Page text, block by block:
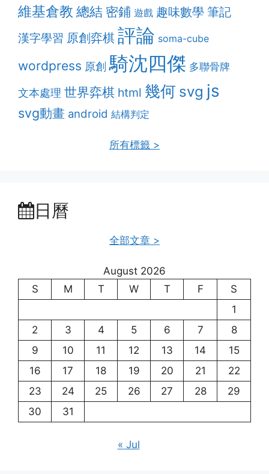
維基倉教 總結 密鋪 遊戲 趣味數學 筆記
漢字學習 原創弈棋 評論 soma-cube
wordpress 原創 騎沈四傑 多聯骨牌
文本處理 世界弈棋 html 幾何 svg js
svg動畫 android 結構判定
所有標籤 >
日曆
全部文章 >
August 2026
S
M T W T F
S
1
2
3 4 5 6 7
8
9
10 11 12 13 14
15
16
17 18 19 20 21
22
23
24 25 26 27 28
29
30
31
« Jul